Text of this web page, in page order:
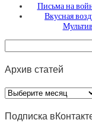
Письма на
Вкусная
Архив статей
Архив
статей
Подписка